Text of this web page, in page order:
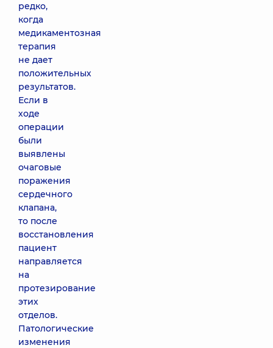
редко,
когда
медикаментозная
терапия
не дает
положительных
результатов.
Если в
ходе
операции
были
выявлены
очаговые
поражения
сердечного
клапана,
то после
восстановления
пациент
направляется
на
протезирование
этих
отделов.
Патологические
изменения